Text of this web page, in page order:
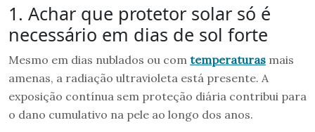
1. Achar que protetor solar só é
necessário em dias de sol forte
Mesmo em dias nublados ou com temperaturas mais
amenas, a radiação ultravioleta está presente. A
exposição contínua sem proteção diária contribui para
o dano cumulativo na pele ao longo dos anos.